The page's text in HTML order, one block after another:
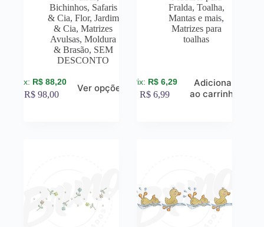
Bichinhos, Safaris
& Cia, Flor, Jardim
& Cia,Matrizes
Avulsas,Moldura
& Brasão, SEM
DESCONTO
R$ 88,20
R$ 98,00
Ver opções
Fralda, Toalha,
Mantas e mais,
Matrizes para
toalhas
R$ 6,29
R$ 6,99
Adicionar
ao carrinho